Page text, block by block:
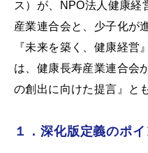
ス）が、NPO法人健康経
産業連合会と、少子化が
『未来を築く、健康経営
は、健康長寿産業連合会
の創出に向けた提言』と
１．深化版定義のポイ